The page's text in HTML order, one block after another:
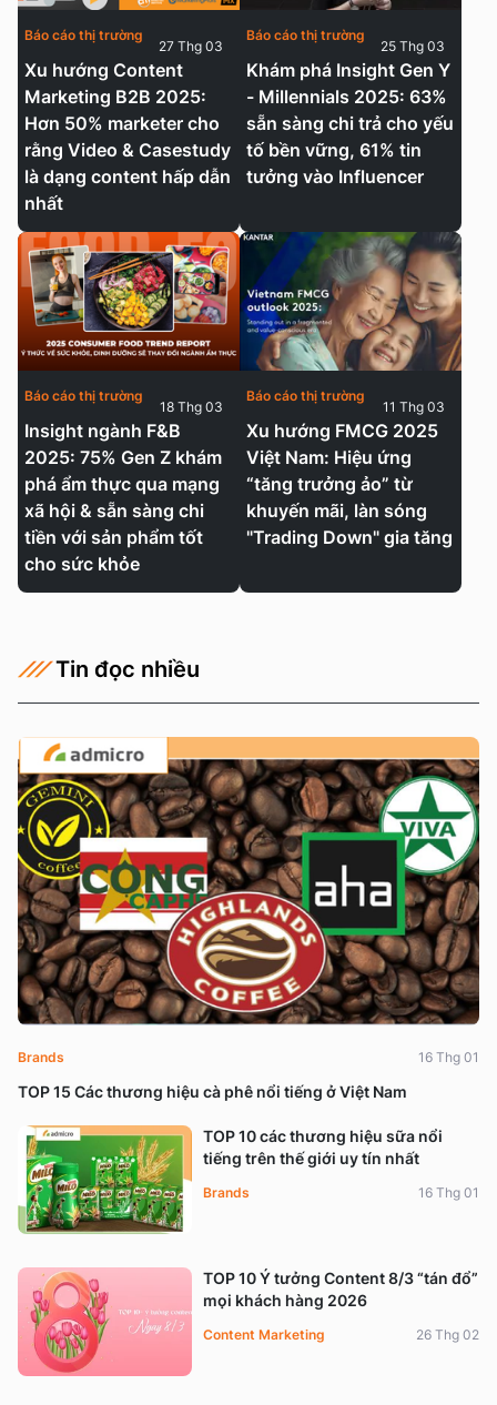
Xu hướng Content
Marketing B2B 2025:
Hơn 50% marketer cho
rằng Video & Casestudy
là dạng content hấp dẫn
nhất
Báo cáo thị trường
27 Thg 03
Khám phá Insight Gen Y
- Millennials 2025: 63%
sẵn sàng chi trả cho yếu
tố bền vững, 61% tin
tưởng vào Influencer
Báo cáo thị trường
25 Thg 03
Insight ngành F&B
2025: 75% Gen Z khám
phá ẩm thực qua mạng
xã hội & sẵn sàng chi
tiền với sản phẩm tốt
cho sức khỏe
Báo cáo thị trường
18 Thg 03
Xu hướng FMCG 2025
Việt Nam: Hiệu ứng
“tăng trưởng ảo” từ
khuyến mãi, làn sóng
"Trading Down" gia tăng
Báo cáo thị trường
11 Thg 03
Tin đọc nhiều
TOP 15 Các thương hiệu cà phê nổi tiếng ở Việt Nam
Brands 16 Thg 01
TOP 10 các thương hiệu sữa nổi
tiếng trên thế giới uy tín nhất
Brands 16 Thg 01
TOP 10 Ý tưởng Content 8/3 “tán đổ”
mọi khách hàng 2026
Content Marketing 26 Thg 02